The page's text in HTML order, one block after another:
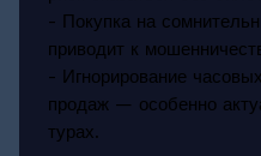
- Покупка на
приводит к
- Игнорирование
продаж — особенно
турах.